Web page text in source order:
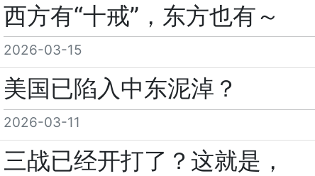
西方有“十戒”，东方也有～
2026-03-15
美国已陷入中东泥淖？
2026-03-11
三战已经开打了？这就是，